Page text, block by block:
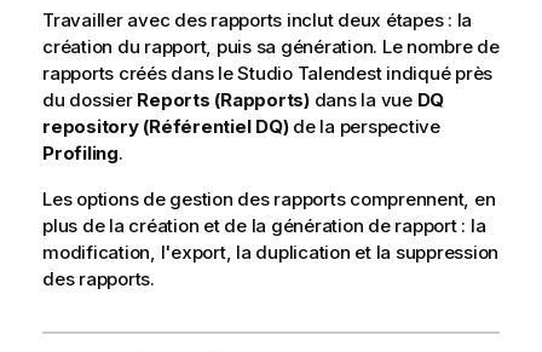
Travailler avec des rapports inclut deux étapes : la
création du rapport, puis sa génération. Le nombre de
rapports créés dans leStudio Talendest indiqué près
du dossier Reports (Rapports)dans la vue DQ
repository (Référentiel DQ)de la perspective
Profiling.
Les options de gestion des rapports comprennent, en
plus de la création et de la génération de rapport : la
modification, l'export, la duplication et la suppression
des rapports.